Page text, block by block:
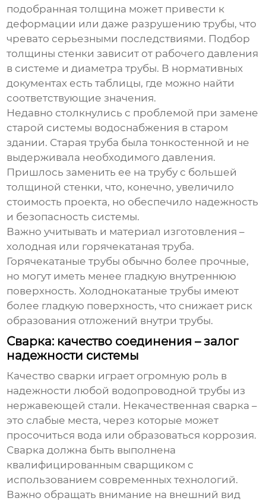
подобранная толщина может привести к
деформации или даже разрушению трубы, что
чревато серьезными последствиями. Подбор
толщины стенки зависит от рабочего давления
в системе и диаметра трубы. В нормативных
документах есть таблицы, где можно найти
соответствующие значения.
Недавно столкнулись с проблемой при замене
старой системы водоснабжения в старом
здании. Старая труба была тонкостенной и не
выдерживала необходимого давления.
Пришлось заменить ее на трубу с большей
толщиной стенки, что, конечно, увеличило
стоимость проекта, но обеспечило надежность
и безопасность системы.
Важно учитывать и материал изготовления –
холодная или горячекатаная труба.
Горячекатаные трубы обычно более прочные,
но могут иметь менее гладкую внутреннюю
поверхность. Холоднокатаные трубы имеют
более гладкую поверхность, что снижает риск
образования отложений внутри трубы.
Сварка: качество соединения – залог
надежности системы
Качество сварки играет огромную роль в
надежности любой водопроводной трубы из
нержавеющей стали. Некачественная сварка –
это слабые места, через которые может
просочиться вода или образоваться коррозия.
Сварка должна быть выполнена
квалифицированным сварщиком с
использованием современных технологий.
Важно обращать внимание на внешний вид